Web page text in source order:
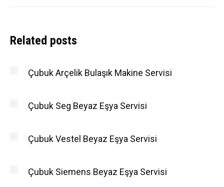
Related posts
Çubuk Arçelik Bulaşık Makine Servisi
Çubuk Seg Beyaz Eşya Servisi
Çubuk Vestel Beyaz Eşya Servisi
Çubuk Siemens Beyaz Eşya Servisi